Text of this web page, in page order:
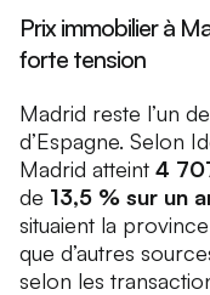
Prix immobilier à
forte tension
Madrid reste l’un
d’Espagne. Selon
Madrid atteint 4
de 13,5 % sur un
situaient la
que d’autres
selon les